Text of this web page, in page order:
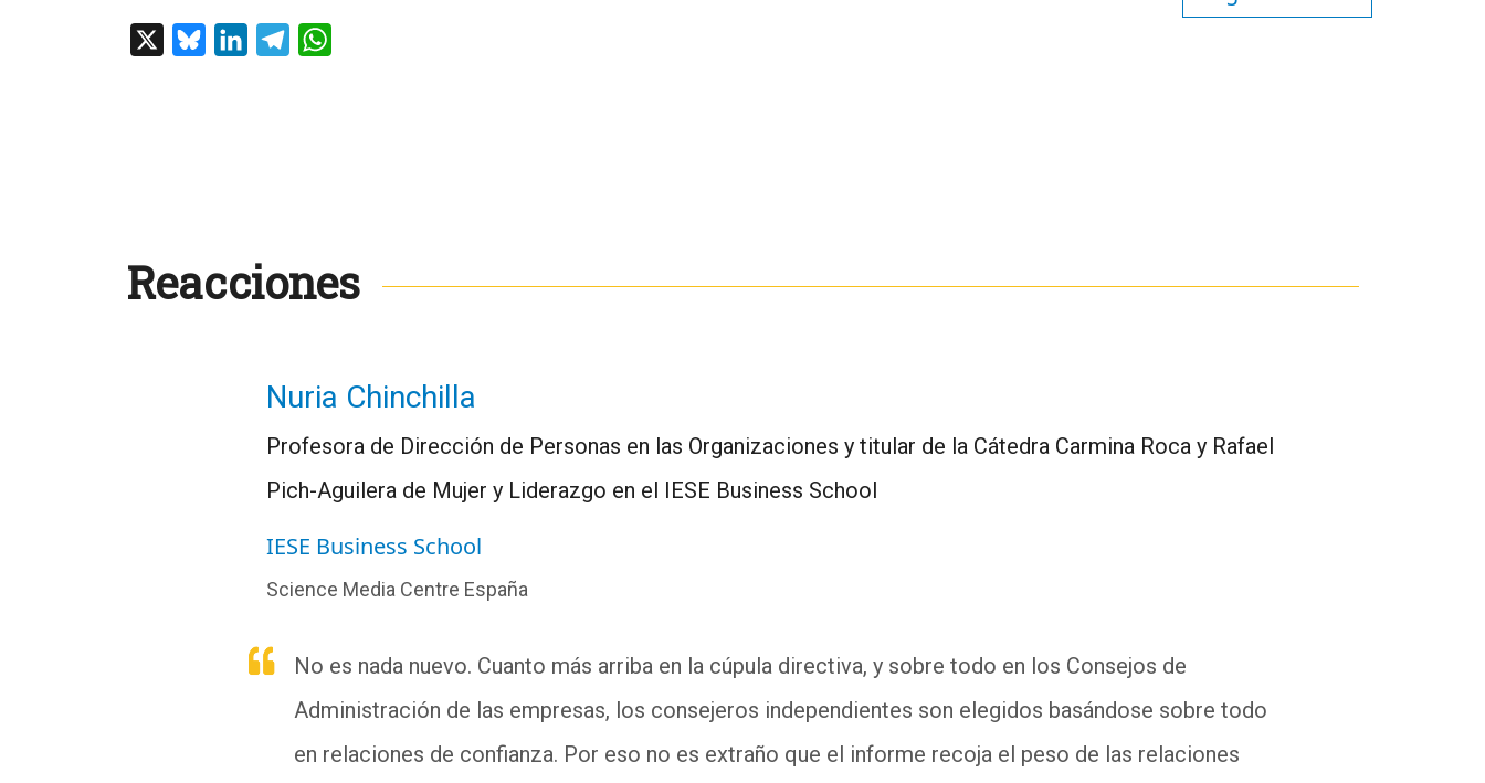
BlueskyLinkedInTelegram
Reacciones
Nuria Chinchilla
Profesora de Dirección de Personas en las Organizaciones y titular de la Cátedra Carmina Roca y Rafael
Pich-Aguilera de Mujer y Liderazgo en el IESE Business School
IESE Business School
Science Media Centre España
No es nada nuevo. Cuanto más arriba en la cúpula directiva, y sobre todo en los Consejos de
Administración de las empresas, los consejeros independientes son elegidos basándose sobre todo
en relaciones de confianza. Por eso no es extraño que el informe recoja el peso de las relaciones